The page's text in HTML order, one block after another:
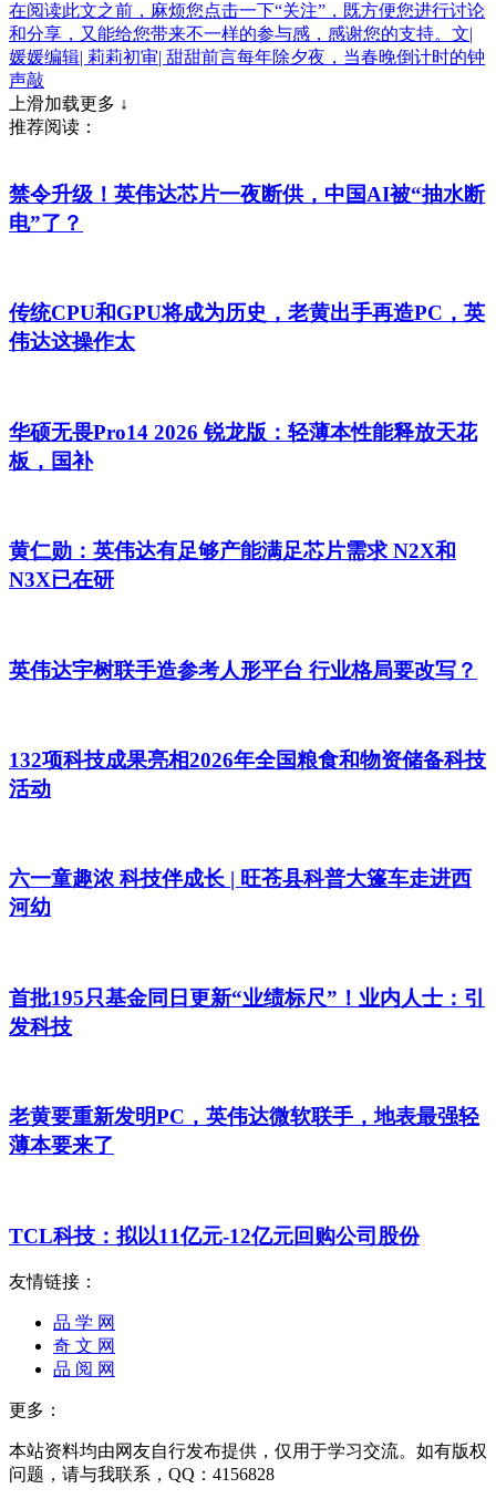
在阅读此文之前，麻烦您点击一下“关注”，既方便您进行讨论
和分享，又能给您带来不一样的参与感，感谢您的支持。文|
媛媛编辑| 莉莉初审| 甜甜前言每年除夕夜，当春晚倒计时的钟
声敲
上滑加载更多 ↓
推荐阅读：
禁令升级！英伟达芯片一夜断供，中国AI被“抽水断
电”了？
传统CPU和GPU将成为历史，老黄出手再造PC，英
伟达这操作太
华硕无畏Pro14 2026 锐龙版：轻薄本性能释放天花
板，国补
黄仁勋：英伟达有足够产能满足芯片需求 N2X和
N3X已在研
英伟达宇树联手造参考人形平台 行业格局要改写？
132项科技成果亮相2026年全国粮食和物资储备科技
活动
六一童趣浓 科技伴成长 | 旺苍县科普大篷车走进西
河幼
首批195只基金同日更新“业绩标尺”！业内人士：引
发科技
老黄要重新发明PC，英伟达微软联手，地表最强轻
薄本要来了
TCL科技：拟以11亿元-12亿元回购公司股份
友情链接：
品 学 网
奇 文 网
品 阅 网
更多：
本站资料均由网友自行发布提供，仅用于学习交流。如有版权
问题，请与我联系，QQ：4156828